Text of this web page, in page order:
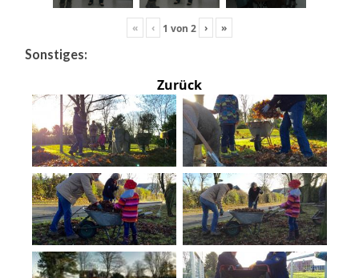
« ‹ 1 von 2 › »
Sonstiges:
Zurück